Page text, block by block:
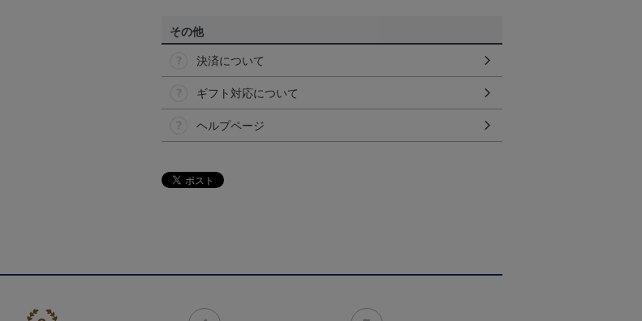
その他
決済について
ギフト対応について
ヘルプページ